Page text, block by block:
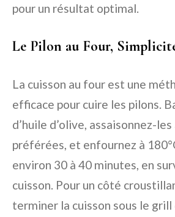
pour un résultat optimal.
Le Pilon au Four,
La cuisson au four est une
efficace pour cuire les pilons.
d’huile d’olive, assaisonnez-
préférées, et enfournez à
environ 30 à 40 minutes, en
cuisson. Pour un côté
terminer la cuisson sous le grill